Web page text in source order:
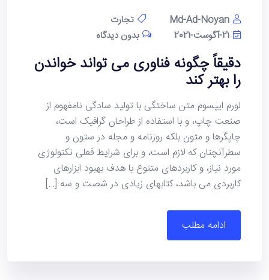
تجارت
بدون دیدگاه
دقیقاً چگونه فناوری می تواند خواندن
را بهتر کند
لورم ایپسوم متن ساختگی با تولید سادگی نامفهوم از
صنعت چاپ، و با استفاده از طراحان گرافیک است،
چاپگرها و متون بلکه روزنامه و مجله در ستون و
سطرآنچنان که لازم است، و برای شرایط فعلی تکنولوژی
مورد نیاز، و کاربردهای متنوع با هدف بهبود ابزارهای
کاربردی می باشد، کتابهای زیادی در شصت و سه […]
ادامه مطلب